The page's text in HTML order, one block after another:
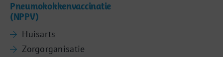
Pneumokokkenvaccinatie
(NPPV)
Huisarts
Zorgorganisatie